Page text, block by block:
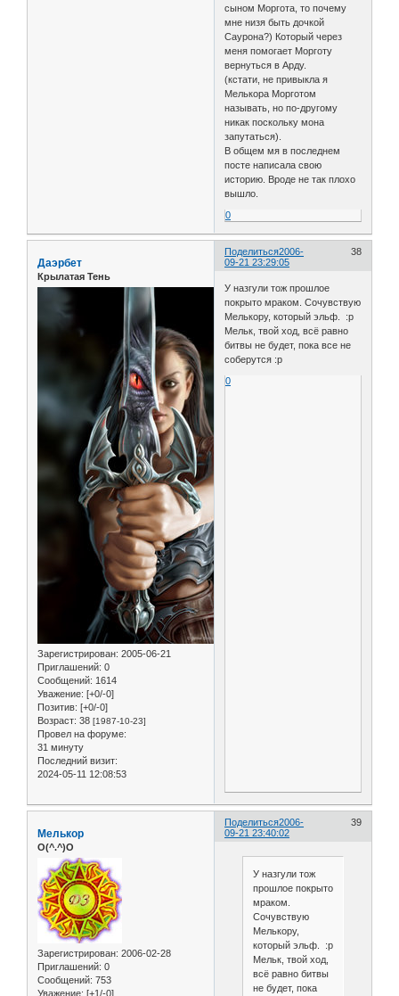
сыном Моргота, то почему
мне низя быть дочкой
Саурона?) Который через
меня помогает Морготу
вернуться в Арду.
(кстати, не привыкла я
Мелькора Морготом
называть, но по-другому
никак поскольку мона
запутаться).
В общем мя в последнем
посте написала свою
историю. Вроде не так плохо
вышло.
0
Поделиться 38
2006-
09-21 23:29:05
Даэрбет
Крылатая Тень
Зарегистрирован: 2005-06-21
Приглашений: 0
Сообщений: 1614
Уважение: [+0/-0]
Позитив: [+0/-0]
Возраст: 38 [1987-10-23]
Провел на форуме:
31 минуту
Последний визит:
2024-05-11 12:08:53
У назгули тож прошлое
покрыто мраком. Сочувствую
Мелькору, который эльф. :р
Мельк, твой ход, всё равно
битвы не будет, пока все не
соберутся :р
0
Поделиться 39
2006-
09-21 23:40:02
Мелькор
O(^.^)O
Зарегистрирован: 2006-02-28
Приглашений: 0
Сообщений: 753
Уважение: [+1/-0]
У назгули тож
прошлое покрыто
мраком.
Сочувствую
Мелькору,
который эльф. :р
Мельк, твой ход,
всё равно битвы
не будет, пока